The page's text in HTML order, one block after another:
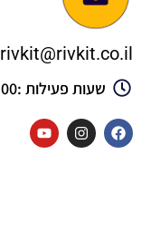
rivkit@rivkit.co.il
שעות פעילות :9:00-18:00